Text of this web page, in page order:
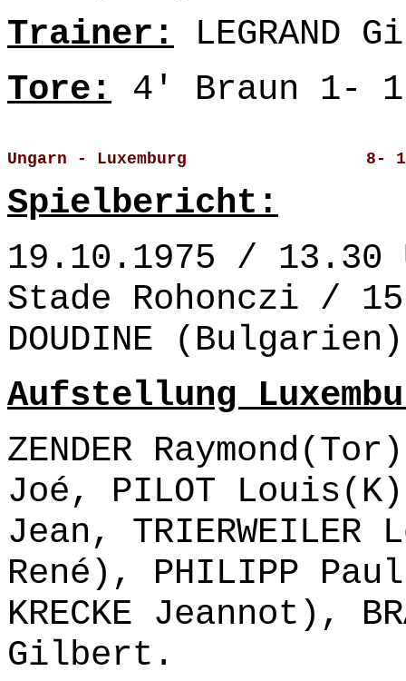
Trainer: LEGRAND
Tore: 4' Braun 1-
Ungarn - Luxemburg                  8-
Spielbericht:
19.10.1975 / 13.30
Stade Rohonczi /
DOUDINE
Aufstellung
ZENDER
Joé, PILOT Louis(K),
Jean,
René), PHILIPP
KRECKE Jeannot),
Gilbert.